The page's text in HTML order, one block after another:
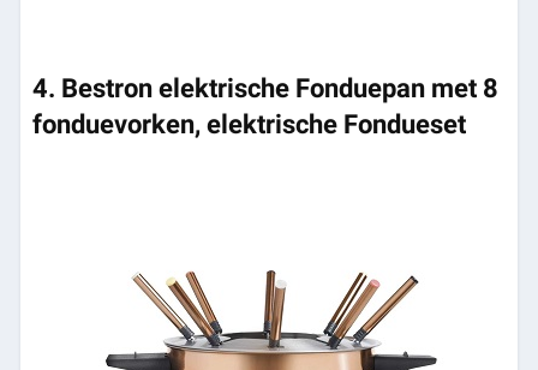
4. Bestron elektrische Fonduepan met 8
fonduevorken, elektrische Fondueset